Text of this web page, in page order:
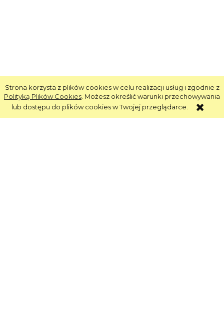
Strona korzysta z plików cookies w celu realizacji usług i zgodnie z
Polityką Plików Cookies . Możesz określić warunki przechowywania
lub dostępu do plików cookies w Twojej przeglądarce.